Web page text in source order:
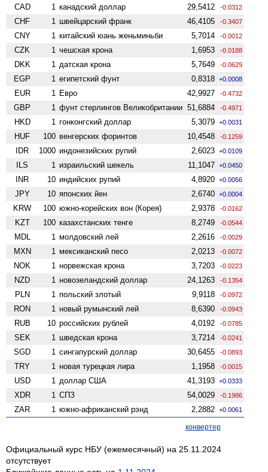
CAD 1 канадский доллар 29,5412 -0.0312
CHF 1 швейцарский франк 46,4105 -0.3407
CNY 1 китайский юань женьминьби 5,7014 -0.0012
CZK 1 чешская крона 1,6953 -0.0188
DKK 1 датская крона 5,7649 -0.0629
EGP 1 египетский фунт 0,8318 +0.0008
EUR 1 Евро 42,9927 -0.4732
GBP 1 фунт стерлингов Велико­британии 51,6884 -0.4971
HKD 1 гонконгский доллар 5,3079 +0.0031
HUF 100 венгерских форинтов 10,4548 -0.1259
IDR 1000 индонезийских рупий 2,6023 +0.0109
ILS 1 израильский шекель 11,1047 +0.0450
INR 10 индийских рупий 4,8920 +0.0056
JPY 10 японских йен 2,6740 +0.0004
KRW 100 южно-корейских вон (Корея) 2,9378 -0.0162
KZT 100 казахстанских тенге 8,2749 -0.0544
MDL 1 молдовский лей 2,2616 -0.0029
MXN 1 мексиканский песо 2,0213 -0.0072
NOK 1 норвежская крона 3,7203 -0.0223
NZD 1 ново­зеландский доллар 24,1263 -0.1354
PLN 1 польский злотый 9,9118 -0.0972
RON 1 новый румынский лей 8,6390 -0.0943
RUB 10 российских рублей 4,0192 -0.0785
SEK 1 шведская крона 3,7214 -0.0241
SGD 1 сингапурский доллар 30,6455 -0.0893
TRY 1 новая турецкая лира 1,1958 -0.0015
USD 1 доллар США 41,3193 +0.0333
XDR 1 СПЗ 54,0029 -0.1986
ZAR 1 южно-африканский рэнд 2,2882 +0.0061
конвертер
Официальный курс НБУ (ежемесячный) на 25.11.2024
отсутствует